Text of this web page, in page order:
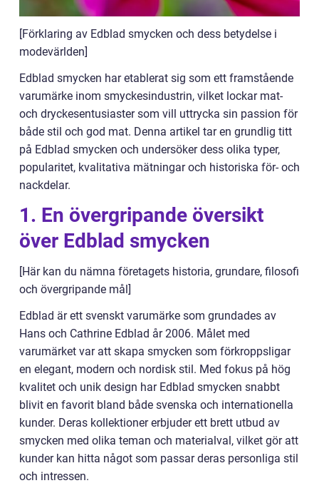
[Förklaring av Edblad smycken och dess betydelse i
modevärlden]
Edblad smycken har etablerat sig som ett framstående
varumärke inom smyckesindustrin, vilket lockar mat-
och dryckesentusiaster som vill uttrycka sin passion för
både stil och god mat. Denna artikel tar en grundlig titt
på Edblad smycken och undersöker dess olika typer,
popularitet, kvalitativa mätningar och historiska för- och
nackdelar.
1. En övergripande översikt
över Edblad smycken
[Här kan du nämna företagets historia, grundare, filosofi
och övergripande mål]
Edblad är ett svenskt varumärke som grundades av
Hans och Cathrine Edblad år 2006. Målet med
varumärket var att skapa smycken som förkroppsligar
en elegant, modern och nordisk stil. Med fokus på hög
kvalitet och unik design har Edblad smycken snabbt
blivit en favorit bland både svenska och internationella
kunder. Deras kollektioner erbjuder ett brett utbud av
smycken med olika teman och materialval, vilket gör att
kunder kan hitta något som passar deras personliga stil
och intressen.